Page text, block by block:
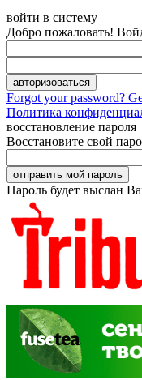
войти в систему
Добро пожаловать!
Forgot your password?
Политика
восстановление пароля
Восстановите свой
Пароль будет выслан